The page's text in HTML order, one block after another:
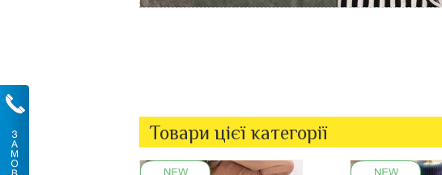
Товари цієї категорії